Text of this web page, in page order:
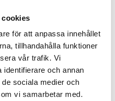
cookies
för att anpassa innehållet
tillhandahålla funktioner
vår trafik. Vi
identifierare och annan
sociala medier och
vi samarbetar med.
208582072